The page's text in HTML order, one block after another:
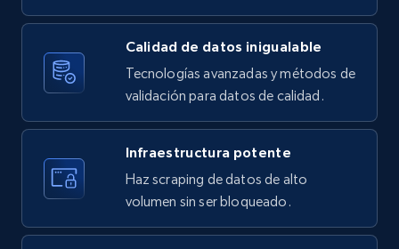
10.3K+ 1.2K+ Prueba gratuita
ID, User posted, Name, Description, Date
posted, Photos, URL, Quoted post, and more.
10.3K+ 1.2K+ Prueba gratuita
Calidad de datos inigualable
Tecnologías avanzadas y métodos de
validación para datos de calidad.
Infraestructura potente
Haz scraping de datos de alto
volumen sin ser bloqueado.